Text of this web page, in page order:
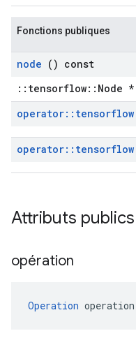
Fonctions publiques
node () const
::tensorflow::Node *
operator:: tensorflow
operator:: tensorflow
Attributs publics
opération
Operation operation